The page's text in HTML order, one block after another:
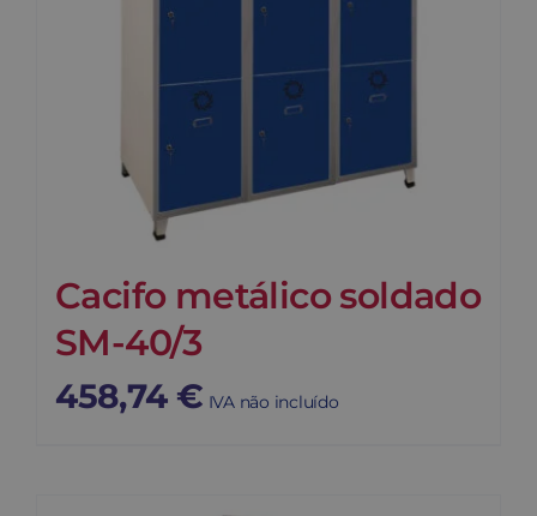
Cacifo metálico soldado
SM-40/3
458,74 € IVA não incluído